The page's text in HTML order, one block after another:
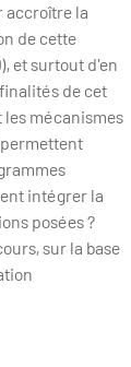
accroître la
de cette
et surtout d'en
de cet
les mécanismes
intégrer la
posées ?
sur la base